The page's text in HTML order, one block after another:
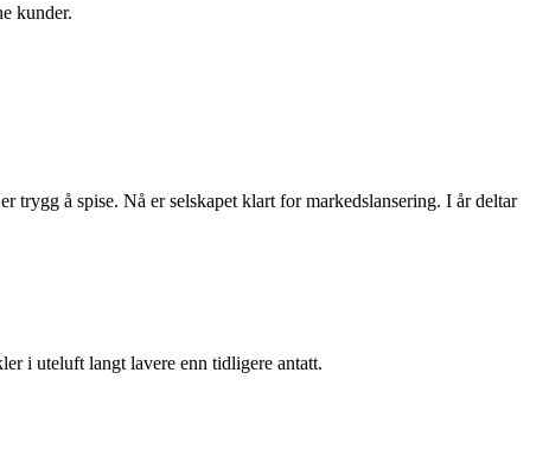
kunder.
trygg å spise. Nå er selskapet klart for markedslansering. I år deltar
i uteluft langt lavere enn tidligere antatt.